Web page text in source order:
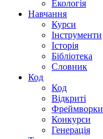
Екологія
Навчання
Курси
Інструменти
Історія
Бібліотека
Словник
Код
Код
Відкриті
Фреймворки
Конкурси
Генерація